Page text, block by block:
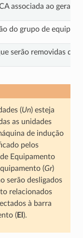
associada ao
do grupo de
serão removidas do
(Un) esteja
as unidades
de indução
pelos
Equipamento
(Gr)
serão desligados
relacionados
à barra
(El ).